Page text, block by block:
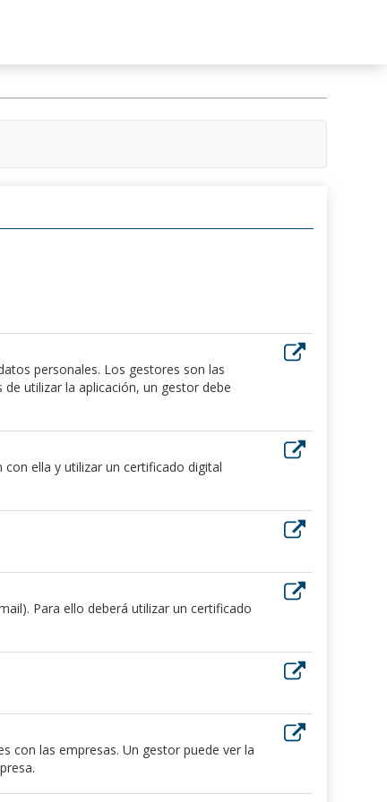
personales. Los gestores son las
utilizar la aplicación, un gestor debe
ella y utilizar un certificado digital
Para ello deberá utilizar un certificado
con las empresas. Un gestor puede ver la